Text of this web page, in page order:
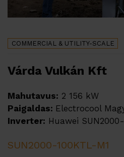
COMMERCIAL & UTILITY-SCALE
Várda Vulkán Kft
Mahutavus: 2 156 kW
Paigaldas: Electrocool
Inverter: Huawei
SUN2000-100KTL-M1